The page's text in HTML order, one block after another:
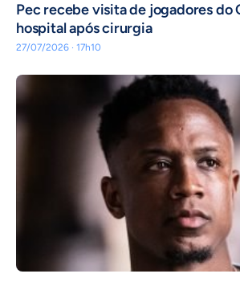
Pec recebe visita de jogadores do
hospital após cirurgia
27/07/2026 · 17h10